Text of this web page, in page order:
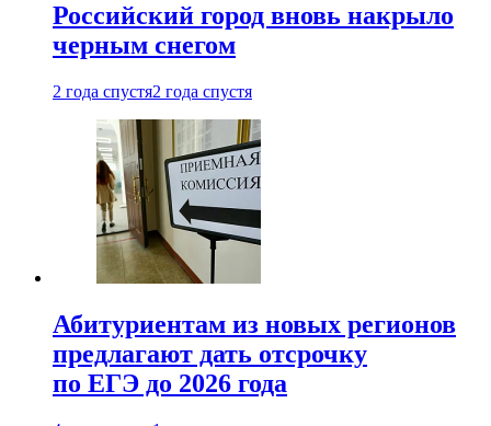
Российский город вновь накрыло
черным снегом
2 года спустя2 года спустя
Абитуриентам из новых регионов
предлагают дать отсрочку
по ЕГЭ до 2026 года